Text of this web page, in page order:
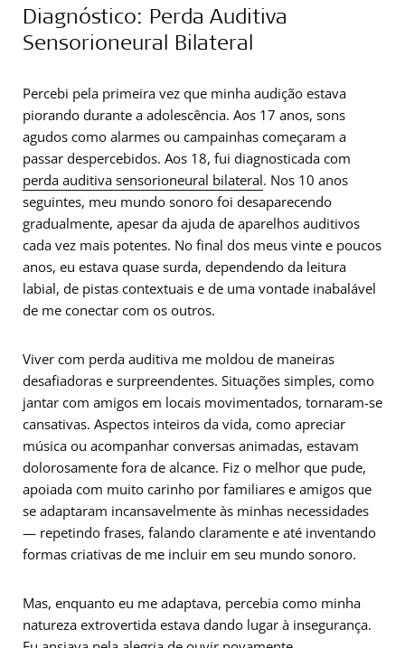
Diagnóstico: Perda Auditiva
Sensorioneural Bilateral
Percebi pela primeira vez que minha audição estava
piorando durante a adolescência. Aos 17 anos, sons
agudos como alarmes ou campainhas começaram a
passar despercebidos. Aos 18, fui diagnosticada com
perda​ auditiva sensorioneural bilateral. Nos 10 anos
seguintes, meu mundo sonoro foi desaparecendo
gradualmente, apesar da ajuda de aparelhos auditivos
cada vez mais potentes. No final dos meus vinte e poucos
anos, eu estava quase surda, dependendo da leitura
labial, de pistas contextuais e de uma vontade inabalável
de me conectar com os outros.
Viver com perda auditiva me moldou de maneiras
desafiadoras e surpreendentes. Situações simples, como
jantar com amigos em locais movimentados, tornaram-se
cansativas. Aspectos inteiros da vida, como apreciar
música ou acompanhar conversas animadas, estavam
dolorosamente fora de alcance. Fiz o melhor que pude,
apoiada com muito carinho por familiares e amigos que
se adaptaram incansavelmente às minhas necessidades
— repetindo frases, falando claramente e até inventando
formas criativas de me incluir em seu mundo sonoro.
Mas, enquanto eu me adaptava, percebia como minha
natureza extrovertida estava dando lugar à insegurança.